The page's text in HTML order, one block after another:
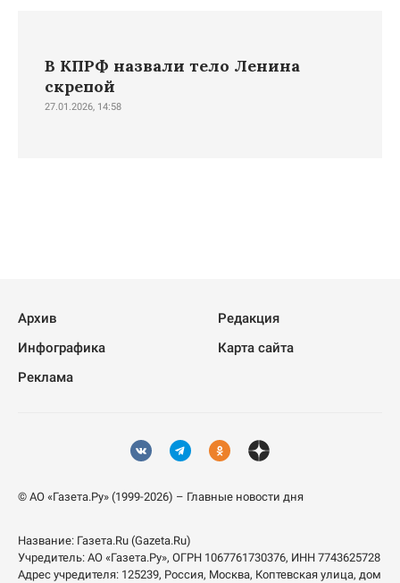
В КПРФ назвали тело Ленина
скрепой
27.01.2026, 14:58
Архив
Редакция
Инфографика
Карта сайта
Реклама
© АО «Газета.Ру» (1999-2026) – Главные новости дня
Название: Газета.Ru (Gazeta.Ru)
Учредитель: АО «Газета.Ру», ОГРН 1067761730376, ИНН 7743625728
Адрес учредителя: 125239, Россия, Москва, Коптевская улица, дом